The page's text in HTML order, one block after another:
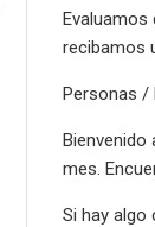
recibamos
Personas /
Bienvenido
mes.
Si hay algo